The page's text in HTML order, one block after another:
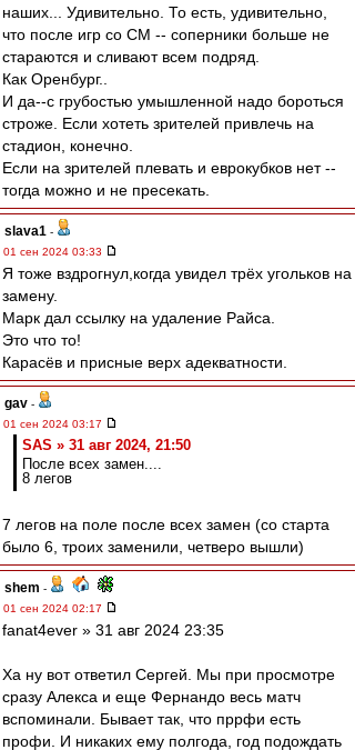
наших... Удивительно. То есть, удивительно,
что после игр со СМ -- соперники больше не
стараются и сливают всем подряд.
Как Оренбург..
И да--с грубостью умышленной надо бороться
строже. Если хотеть зрителей привлечь на
стадион, конечно.
Если на зрителей плевать и еврокубков нет --
тогда можно и не пресекать.
slava1 -
01 сен 2024 03:33
Я тоже вздрогнул,когда увидел трёх угольков на
замену.
Марк дал ссылку на удаление Райса.
Это что то!
Карасёв и присные верх адекватности.
gav -
01 сен 2024 03:17
SAS » 31 авг 2024, 21:50
После всех замен....
8 легов
7 легов на поле после всех замен (со старта
было 6, троих заменили, четверо вышли)
shem -
01 сен 2024 02:17
fanat4ever » 31 авг 2024 23:35
Ха ну вот ответил Сергей. Мы при просмотре
сразу Алекса и еще Фернандо весь матч
вспоминали. Бывает так, что пррфи есть
профи. И никаких ему полгода, год подождать